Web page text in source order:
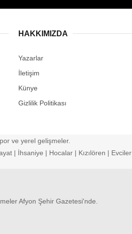
HAKKIMIZDA
Yazarlar
İletişim
Künye
Gizlilik Politikası
ve yerel gelişmeler.
| İhsaniye | Hocalar | Kızılören | Evciler
Afyon Şehir Gazetesi'nde.